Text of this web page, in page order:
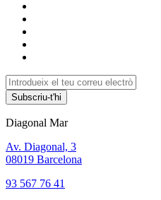
Subscriu-t'hi
Diagonal Mar
Av. Diagonal, 3
08019 Barcelona
93 567 76 41